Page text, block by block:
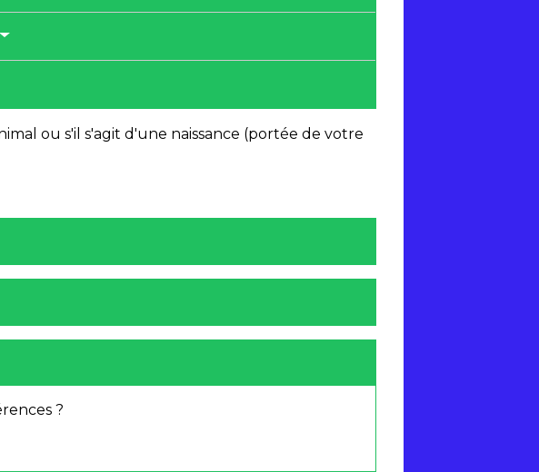
ou s'il s'agit d'une naissance (portée de votre
?